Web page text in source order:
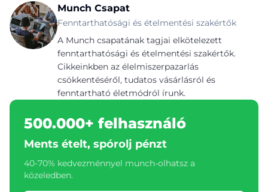
Munch Csapat
Fenntarthatósági és ételmentési szakértők
A Munch csapatának tagjai elkötelezett
fenntarthatósági és ételmentési szakértők.
Cikkeinkben az élelmiszerpazarlás
csökkentéséről, tudatos vásárlásról és
fenntartható életmódról írunk.
500.000+ felhasználó
Ments ételt, spórolj pénzt
40-70% kedvezménnyel munch-olhatsz a
közeledben.